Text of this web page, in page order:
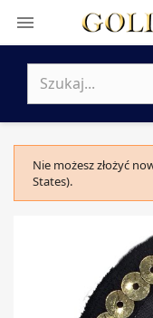

Nie możesz złożyć
States).